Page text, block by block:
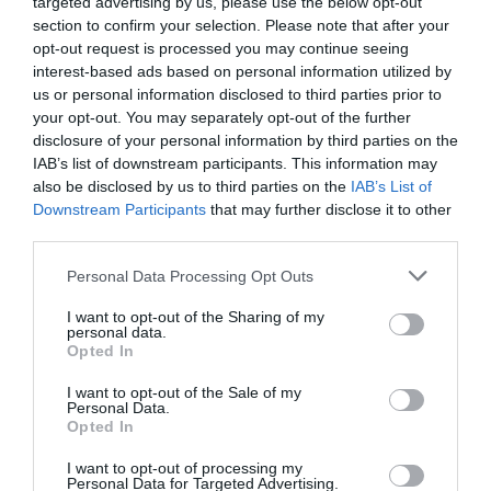
section to confirm your selection. Please note that after your
opt-out request is processed you may continue seeing
interest-based ads based on personal information utilized by
us or personal information disclosed to third parties prior to
your opt-out. You may separately opt-out of the further
disclosure of your personal information by third parties on the
IAB’s list of downstream participants. This information may
also be disclosed by us to third parties on the IAB’s List of
Downstream Participants that may further disclose it to other
Personal Data Processing Opt Outs
I want to opt-out of the Sharing of my
personal data.
Opted In
I want to opt-out of the Sale of my
Personal Data.
Opted In
I want to opt-out of processing my
Personal Data for Targeted Advertising.